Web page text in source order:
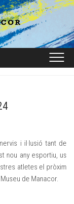
i il·lusió tant de
nou any esportiu, us
atletes el pròxim
de Manacor.